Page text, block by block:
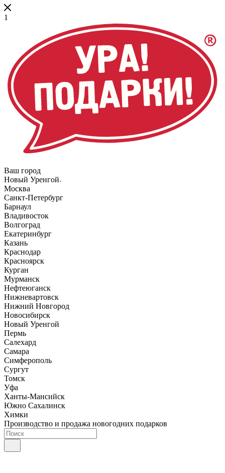
1
Ваш город
Новый Уренгой
Москва
Санкт-Петербург
Барнаул
Владивосток
Волгоград
Екатеринбург
Казань
Краснодар
Красноярск
Курган
Мурманск
Нефтеюганск
Нижневартовск
Нижний Новгород
Новосибирск
Новый Уренгой
Пермь
Салехард
Самара
Симферополь
Сургут
Томск
Уфа
Ханты-Мансийск
Южно Сахалинск
Химки
Производство и продажа новогодних подарков